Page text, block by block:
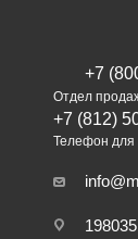
+7
Отдел
+7 (812)
Телефон для